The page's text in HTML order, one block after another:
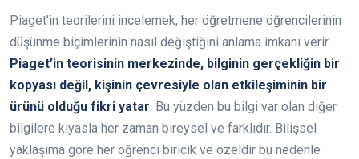
Piaget’in teorilerini incelemek, her öğretmene öğrencilerinin
düşünme biçimlerinin nasıl değiştiğini anlama imkanı verir.
Piaget’in teorisinin merkezinde, bilginin gerçekliğin bir
kopyası değil, kişinin çevresiyle olan etkileşiminin bir
ürünü olduğu fikri yatar. Bu yüzden bu bilgi var olan diğer
bilgilere kıyasla her zaman bireysel ve farklıdır. Bilişsel
yaklaşıma göre her öğrenci biricik ve özeldir bu nedenle